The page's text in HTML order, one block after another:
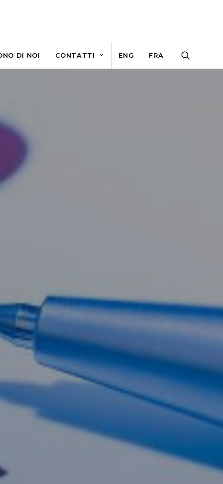
DI NOI CONTATTI ENG FRA